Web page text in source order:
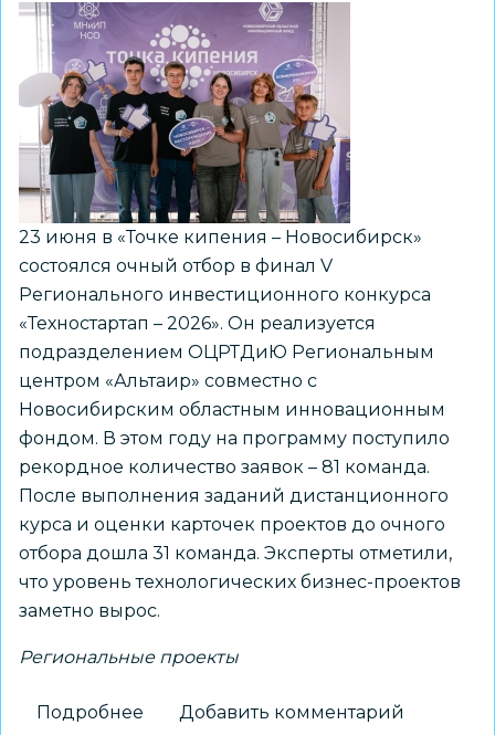
акции
«Библиотека
на
траве»
23 июня в «Точке кипения – Новосибирск»
состоялся очный отбор в финал V
Регионального инвестиционного конкурса
«Техностартап – 2026». Он реализуется
подразделением ОЦРТДиЮ Региональным
центром «Альтаир» совместно с
Новосибирским областным инновационным
фондом. В этом году на программу поступило
рекордное количество заявок – 81 команда.
После выполнения заданий дистанционного
курса и оценки карточек проектов до очного
отбора дошла 31 команда. Эксперты отметили,
что уровень технологических бизнес-проектов
заметно вырос.
Региональные проекты
Подробнее Добавить комментарий